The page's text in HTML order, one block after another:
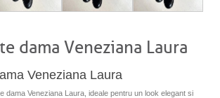
dama Veneziana Laura
Veneziana Laura
dama Veneziana Laura, ideale pentru un look elegant si